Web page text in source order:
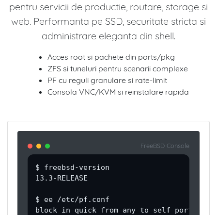
pentru servicii de productie, routare, storage si
web. Performanta pe SSD, securitate stricta si
administrare eleganta din shell.
Acces root si pachete din ports/pkg
ZFS si tuneluri pentru scenarii complexe
PF cu reguli granulare si rate-limit
Consola VNC/KVM si reinstalare rapida
FreeBSD Console
$ freebsd-version
13.3-RELEASE
$ ee /etc/pf.conf
block in quick from any to self port { 23